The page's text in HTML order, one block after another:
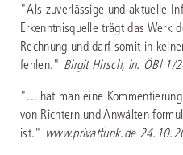
"Als zuverlässige und aktuelle
Erkenntnisquelle trägt das Werk
Rechnung und darf somit in
fehlen." Birgit Hirsch, in: ÖBl 1/
"... hat man eine
von Richtern und Anwälten
ist." www.privatfunk.de